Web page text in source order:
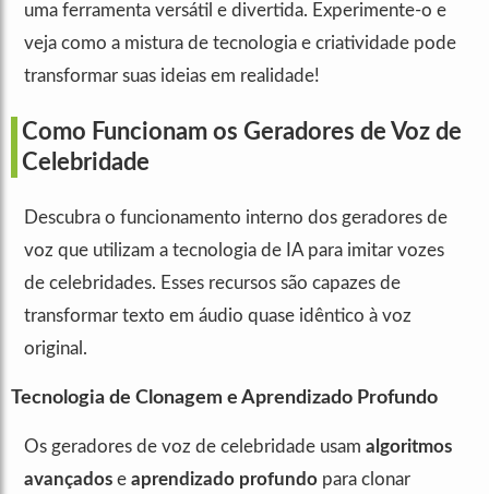
uma ferramenta versátil e divertida. Experimente-o e
veja como a mistura de tecnologia e criatividade pode
transformar suas ideias em realidade!
Como Funcionam os Geradores de Voz de
Celebridade
Descubra o funcionamento interno dos geradores de
voz que utilizam a tecnologia de IA para imitar vozes
de celebridades. Esses recursos são capazes de
transformar texto em áudio quase idêntico à voz
original.
Tecnologia de Clonagem e Aprendizado Profundo
Os geradores de voz de celebridade usam algoritmos
avançados e aprendizado profundo para clonar